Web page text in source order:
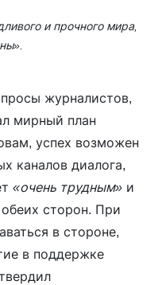
и прочного мира,
журналистов,
мирный план
успех возможен
каналов диалога,
«очень трудным» и
сторон. При
в стороне,
в поддержке